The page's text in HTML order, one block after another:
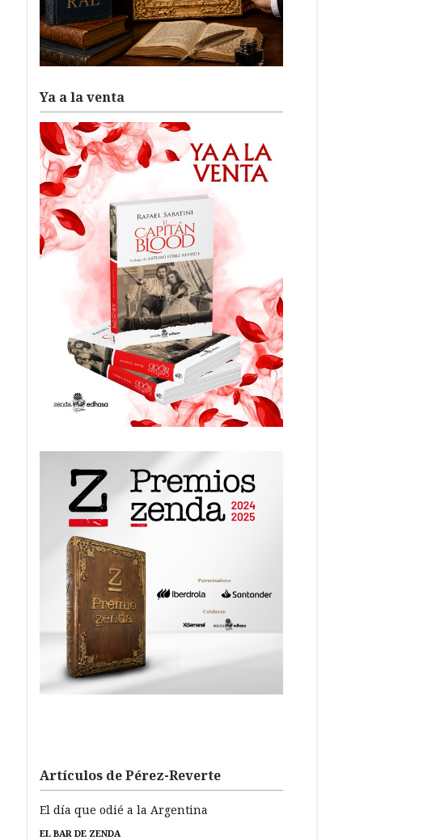
Ya a la venta
Artículos de Pérez-Reverte
El día que odié a la Argentina
EL BAR DE ZENDA